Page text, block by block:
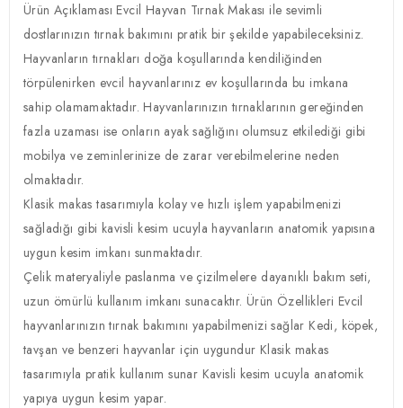
Ürün Açıklaması Evcil Hayvan Tırnak Makası ile sevimli
dostlarınızın tırnak bakımını pratik bir şekilde yapabileceksiniz.
Hayvanların tırnakları doğa koşullarında kendiliğinden
törpülenirken evcil hayvanlarınız ev koşullarında bu imkana
sahip olamamaktadır. Hayvanlarınızın tırnaklarının gereğinden
fazla uzaması ise onların ayak sağlığını olumsuz etkilediği gibi
mobilya ve zeminlerinize de zarar verebilmelerine neden
olmaktadır.
Klasik makas tasarımıyla kolay ve hızlı işlem yapabilmenizi
sağladığı gibi kavisli kesim ucuyla hayvanların anatomik yapısına
uygun kesim imkanı sunmaktadır.
Çelik materyaliyle paslanma ve çizilmelere dayanıklı bakım seti,
uzun ömürlü kullanım imkanı sunacaktır. Ürün Özellikleri Evcil
hayvanlarınızın tırnak bakımını yapabilmenizi sağlar Kedi, köpek,
tavşan ve benzeri hayvanlar için uygundur Klasik makas
tasarımıyla pratik kullanım sunar Kavisli kesim ucuyla anatomik
yapıya uygun kesim yapar.